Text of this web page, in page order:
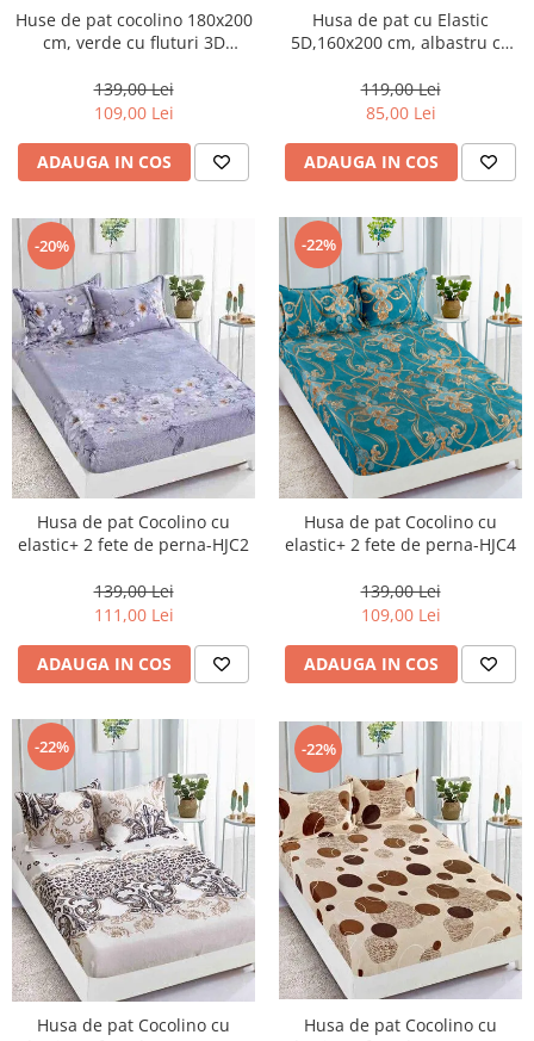
Huse de pat cocolino 180x200
cm, verde cu fluturi 3D
139,00 Lei
109,00 Lei
ADAUGA IN COS
Husa de pat cu Elastic
5D,160x200 cm, albastru cu
119,00 Lei
85,00 Lei
ADAUGA IN COS
-20%
Husa de pat Cocolino cu
elastic+ 2 fete de perna-HJC2
139,00 Lei
111,00 Lei
ADAUGA IN COS
-22%
Husa de pat Cocolino cu
elastic+ 2 fete de perna-HJC4
139,00 Lei
109,00 Lei
ADAUGA IN COS
-22%
Husa de pat Cocolino cu
-22%
Husa de pat Cocolino cu